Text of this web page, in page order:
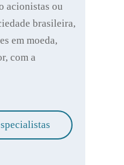
acionistas ou
brasileira,
em moeda,
com a